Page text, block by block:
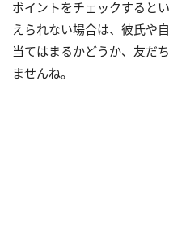
ポイントをチェックすると
えられない場合は、彼氏や
当てはまるかどうか、友だ
ませんね。